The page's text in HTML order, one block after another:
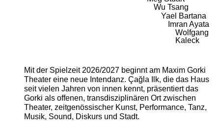
Wu Tsang
Yael Bartana
Imran Ayata
Wolfgang
Kaleck
Mit der Spielzeit 2026/2027 beginnt am Maxim Gorki
Theater eine neue Intendanz. Çağla Ilk, die das Haus
seit vielen Jahren von innen kennt, präsentiert das
Gorki als offenen, transdisziplinären Ort zwischen
Theater, zeitgenössischer Kunst, Performance, Tanz,
Musik, Sound, Diskurs und Stadt.